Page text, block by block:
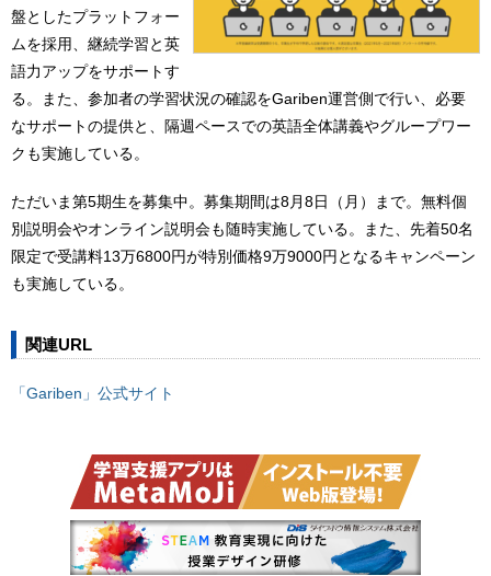
盤としたプラットフォー
ムを採用、継続学習と英
語力アップをサポートす
る。また、参加者の学習状況の確認をGariben運営側で行い、必要
なサポートの提供と、隔週ペースでの英語全体講義やグループワー
クも実施している。
ただいま第5期生を募集中。募集期間は8月8日（月）まで。無料個
別説明会やオンライン説明会も随時実施している。また、先着50名
限定で受講料13万6800円が特別価格9万9000円となるキャンペーン
も実施している。
関連URL
「Gariben」公式サイト